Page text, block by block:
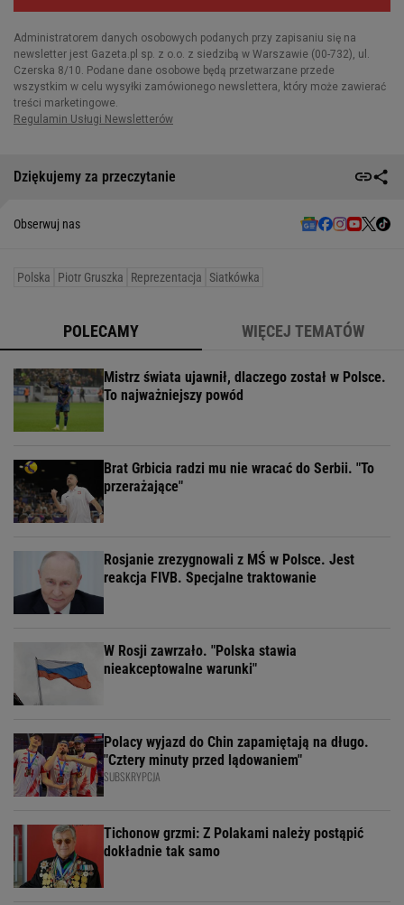
Dziękujemy za przeczytanie
Obserwuj nas
Polska Piotr Gruszka Reprezentacja Siatkówka
POLECAMY WIĘCEJ TEMATÓW
Mistrz świata ujawnił, dlaczego został w Polsce.
To najważniejszy powód
Brat Grbicia radzi mu nie wracać do Serbii. "To
przerażające"
Rosjanie zrezygnowali z MŚ w Polsce. Jest
reakcja FIVB. Specjalne traktowanie
W Rosji zawrzało. "Polska stawia
nieakceptowalne warunki"
Polacy wyjazd do Chin zapamiętają na długo.
"Cztery minuty przed lądowaniem"
SUBSKRYPCJA
Tichonow grzmi: Z Polakami należy postąpić
dokładnie tak samo